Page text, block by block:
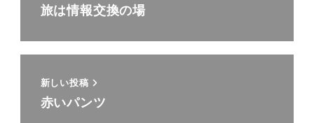
旅は情報交換の場
新しい投稿
赤いパンツ